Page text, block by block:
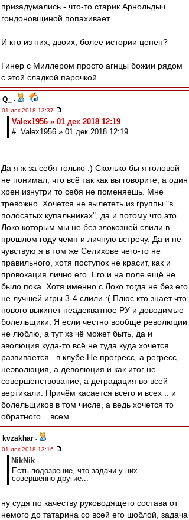
призадумались - что-то старик Арнольдыч
гондоновщиной попахивает...
И кто из них, двоих, более истории ценен?
Гинер с Миллером просто агнцы божии рядом
с этой сладкой парочкой.
Q_
-
01 дек 2018 13:37
Valex1956 » 01 дек 2018 12:19
# Valex1956 » 01 дек 2018 12:19
Да я ж за себя только :) Сколько бы я головой
не понимал, что всё так как вы говорите, а один
хрен изнутри то себя не поменяешь. Мне
тревожно. Хочется не вылететь из группы "в
полосатых купальниках", да и потому что это
Локо которым мы не без злокозней слили в
прошлом году чемп и личную встречу. Да и не
чувствую я в том же Селихове чего-то не
правильного, хотя поступок не красит, как и
провокация лично его. Его и на поле ещё не
было пока. Хотя именно с Локо тогда не без его
не лучшей игры 3-4 слили :( Плюс кто знает что
нового выкинет неадекватное РУ и доводимые
болельщики. Я если честно вообще революции
не люблю, а тут хз чё может быть, да и
эволюция куда-то всё не туда куда хочется
развивается.. в клубе Не прогресс, а регресс,
неэволюция, а деволюция и как итог не
совершенствование, а деградация во всей
вертикали. Причём касается всего и всех .. и
болельщиков в том числе, а ведь хочется то
обратного .. всем.
kvzakhar -
01 дек 2018 13:16
NikNik
Есть подозрение, что задачи у них
совершенно другие...
ну судя по качеству руководящего состава от
немого до татарина со всей его шоблой, задача